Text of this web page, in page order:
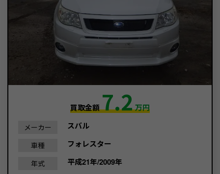
買取金額7.2万円
メーカー スバル
車種 フォレスター
年式 平成21年/2009年